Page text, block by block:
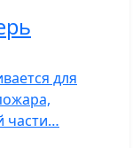
для
части…